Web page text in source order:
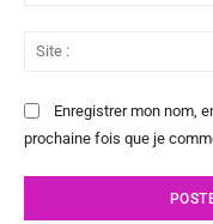
Enregistrer mon nom,
prochaine fois que je